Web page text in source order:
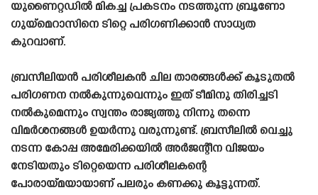
യുണൈറ്റഡിൽ മികച്ച പ്രകടനം നടത്തുന്ന ബ്രൂണോ
ഗുയ്മെറാസിനെ ടിറ്റെ പരിഗണിക്കാൻ സാധ്യത
കുറവാണ്.
ബ്രസീലിയൻ പരിശീലകൻ ചില താരങ്ങൾക്ക് കൂടുതൽ
പരിഗണന നൽകുന്നുവെന്നും ഇത് ടീമിനു തിരിച്ചടി
നൽകുമെന്നും സ്വന്തം രാജ്യത്തു നിന്നു തന്നെ
വിമർശനങ്ങൾ ഉയർന്നു വരുന്നുണ്ട്. ബ്രസീലിൽ വെച്ചു
നടന്ന കോപ്പ അമേരിക്കയിൽ അർജന്റീന വിജയം
നേടിയതും ടിറ്റെയെന്ന പരിശീലകന്റെ
പോരായ്‌മയായാണ് പലരും കണക്കു കൂട്ടുന്നത്.